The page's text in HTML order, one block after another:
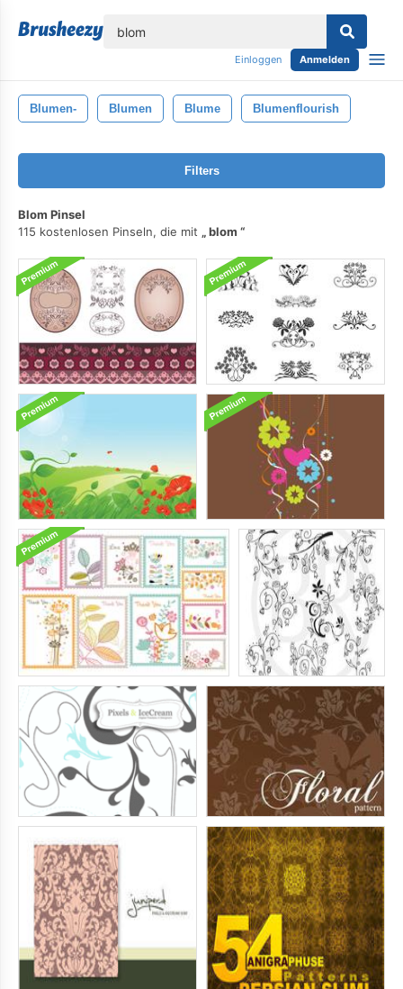
Einloggen Anmelden
Blumen- Blumen Blume Blumenflourish
Filters
Blom Pinsel
115 kostenlosen Pinseln, die mit
blom